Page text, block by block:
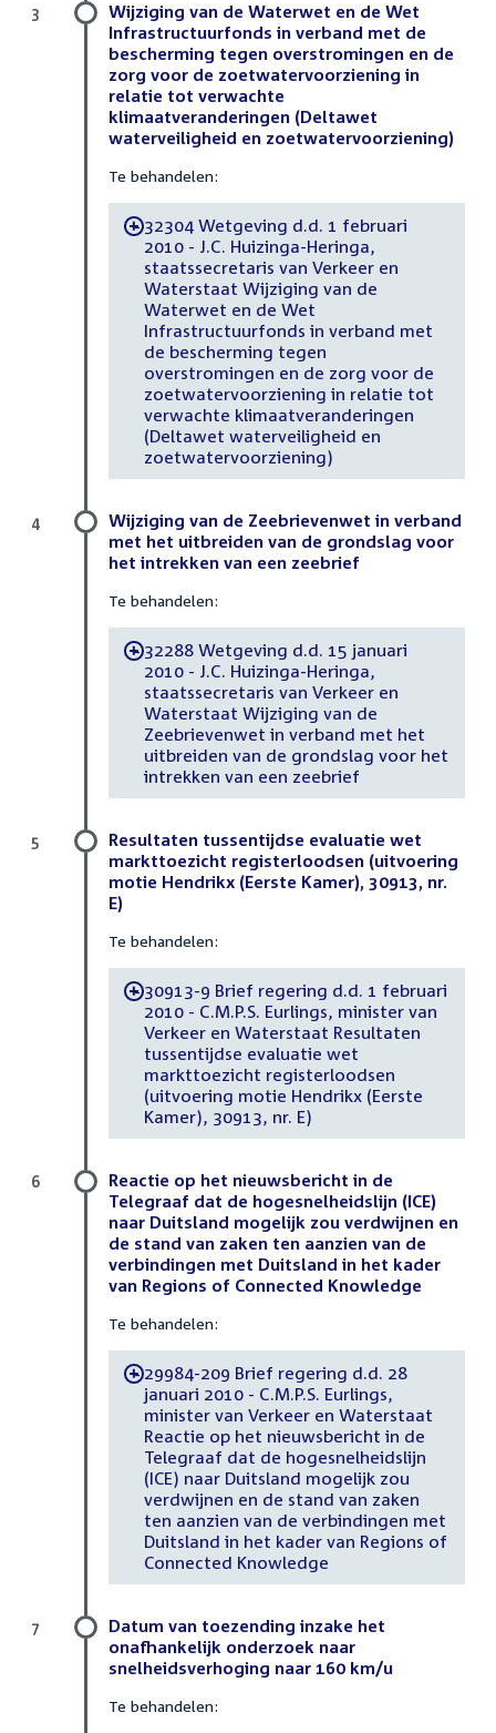
Wijziging van de Waterwet en de Wet
Infrastructuurfonds in verband met de
bescherming tegen overstromingen en de
zorg voor de zoetwatervoorziening in
relatie tot verwachte
klimaatveranderingen (Deltawet
waterveiligheid en zoetwatervoorziening)
Te behandelen:
-32304 Wetgeving d.d. 1 februari
2010 - J.C. Huizinga-Heringa,
staatssecretaris van Verkeer en
Waterstaat Wijziging van de
Waterwet en de Wet
Infrastructuurfonds in verband met
de bescherming tegen
overstromingen en de zorg voor de
zoetwatervoorziening in relatie tot
verwachte klimaatveranderingen
(Deltawet waterveiligheid en
zoetwatervoorziening)
3
Wijziging van de Zeebrievenwet in verband
met het uitbreiden van de grondslag voor
het intrekken van een zeebrief
Te behandelen:
-32288 Wetgeving d.d. 15 januari
2010 - J.C. Huizinga-Heringa,
staatssecretaris van Verkeer en
Waterstaat Wijziging van de
Zeebrievenwet in verband met het
uitbreiden van de grondslag voor het
intrekken van een zeebrief
4
Resultaten tussentijdse evaluatie wet
markttoezicht registerloodsen (uitvoering
motie Hendrikx (Eerste Kamer), 30913, nr.
E)
Te behandelen:
-30913-9 Brief regering d.d. 1 februari
2010 - C.M.P.S. Eurlings, minister van
Verkeer en Waterstaat Resultaten
tussentijdse evaluatie wet
markttoezicht registerloodsen
(uitvoering motie Hendrikx (Eerste
Kamer), 30913, nr. E)
5
Reactie op het nieuwsbericht in de
Telegraaf dat de hogesnelheidslijn (ICE)
naar Duitsland mogelijk zou verdwijnen en
de stand van zaken ten aanzien van de
verbindingen met Duitsland in het kader
van Regions of Connected Knowledge
Te behandelen:
-29984-209 Brief regering d.d. 28
januari 2010 - C.M.P.S. Eurlings,
minister van Verkeer en Waterstaat
Reactie op het nieuwsbericht in de
Telegraaf dat de hogesnelheidslijn
(ICE) naar Duitsland mogelijk zou
verdwijnen en de stand van zaken
ten aanzien van de verbindingen met
Duitsland in het kader van Regions of
Connected Knowledge
6
Datum van toezending inzake het
onafhankelijk onderzoek naar
snelheidsverhoging naar 160 km/u
Te behandelen:
7